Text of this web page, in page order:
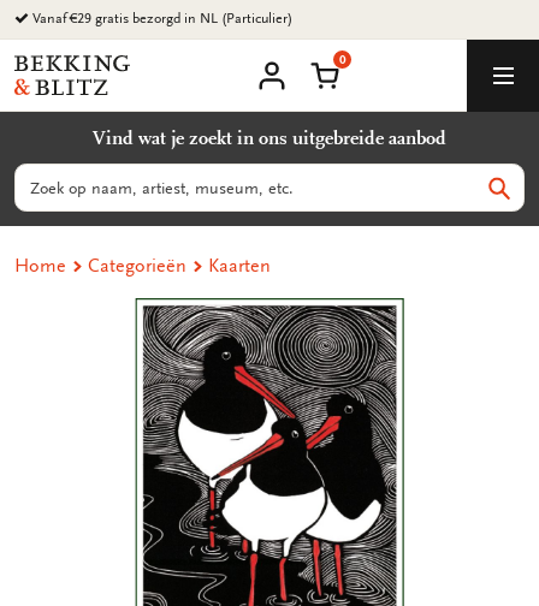
Ga
naar
content
Vanaf €29 gratis bezorgd in NL (Particulier)
Bekking
&
B.V.
account
Winkelmand
0
Vind wat je zoekt in ons uitgebreide aanbod
Zoeken
Home Categorieën Kaarten